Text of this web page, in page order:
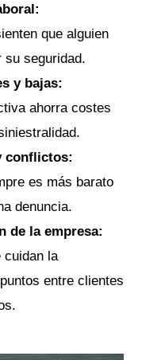
que alguien
su seguridad.
y bajas:
ahorra costes
conflictos:
es más barato
denuncia.
de la empresa:
cuidan la
entre clientes